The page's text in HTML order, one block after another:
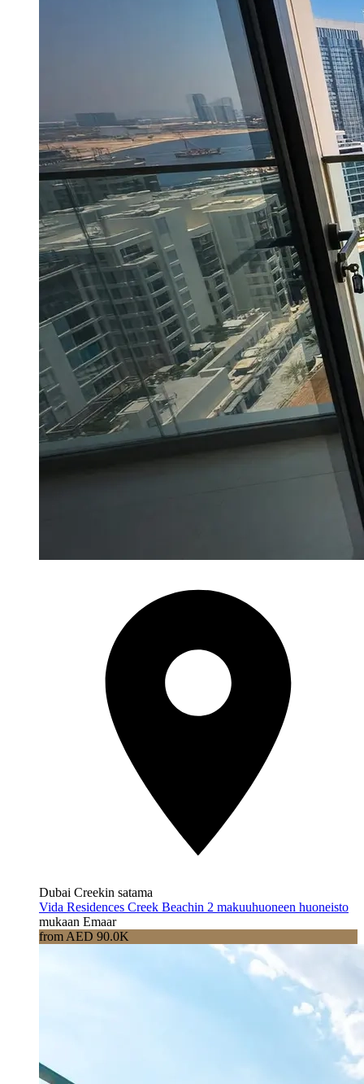
Dubai Creekin satama
Vida Residences Creek Beachin 2 makuuhuoneen huoneisto
mukaan Emaar
from AED 90.0K